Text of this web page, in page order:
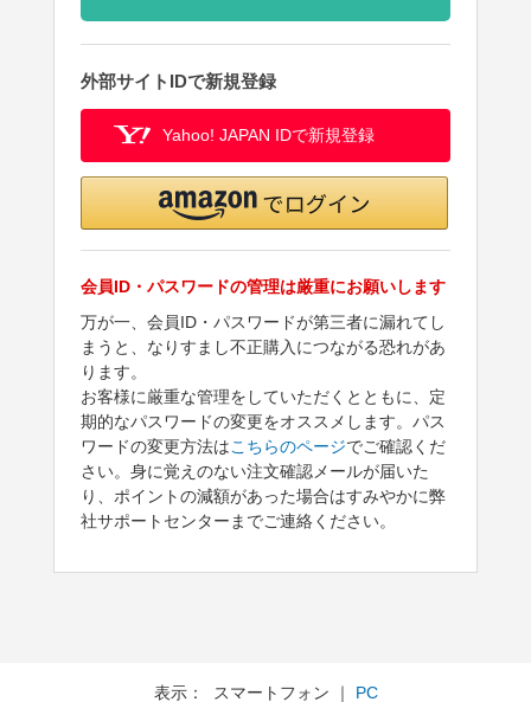
外部サイトIDで新規登録
Yahoo! JAPAN IDで新規登録
会員ID・パスワードの管理は厳重にお願いします
万が一、会員ID・パスワードが第三者に漏れてし
まうと、なりすまし不正購入につながる恐れがあ
ります。
お客様に厳重な管理をしていただくとともに、定
期的なパスワードの変更をオススメします。パス
ワードの変更方法はこちらのページでご確認くだ
さい。身に覚えのない注文確認メールが届いた
り、ポイントの減額があった場合はすみやかに弊
社サポートセンターまでご連絡ください。
表示： スマートフォン ｜ PC